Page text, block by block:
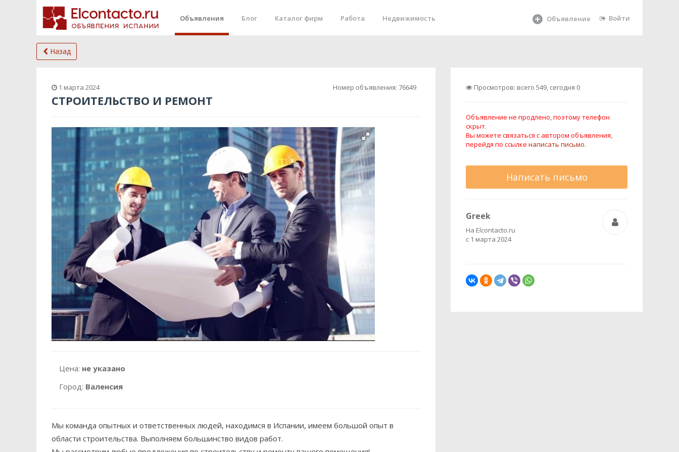
Объявления Блог Каталог фирм Работа Недвижимость Объявление Войти
Назад
1 марта 2024 Номер объявления: 76649
СТРОИТЕЛЬСТВО И РЕМОНТ
Цена: не указано
Город: Валенсия
Мы команда опытных и ответственных людей, находимся в Испании, имеем большой опыт в
области строительства. Выполняем большинство видов работ.
Просмотров: всего 549, сегодня 0
Объявление не продлено, поэтому телефон
скрыт.
Вы можете связаться с автором объявления,
перейдя по ссылке написать письмо.
Написать письмо
Greek
На Elcontacto.ru
с 1 марта 2024